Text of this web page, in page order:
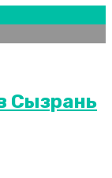
Сызрань